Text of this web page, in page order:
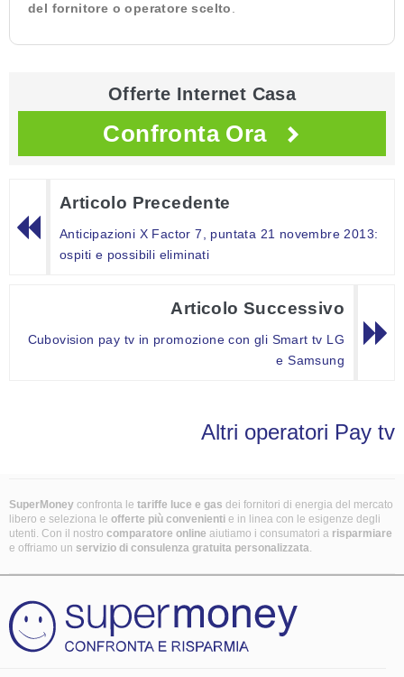
del fornitore o operatore scelto
Offerte Internet Casa
Confronta Ora
Articolo Precedente
Anticipazioni X Factor 7, puntata 21 novembre 2013:
ospiti e possibili eliminati
Articolo Successivo
Cubovision pay tv in promozione con gli Smart tv LG
e Samsung
Altri operatori Pay tv
SuperMoney confronta le tariffe luce e gas dei fornitori di energia del mercato
libero e seleziona le offerte più convenienti e in linea con le esigenze degli
utenti. Con il nostro comparatore online aiutiamo i consumatori a risparmiare
e offriamo un servizio di consulenza gratuita personalizzata.